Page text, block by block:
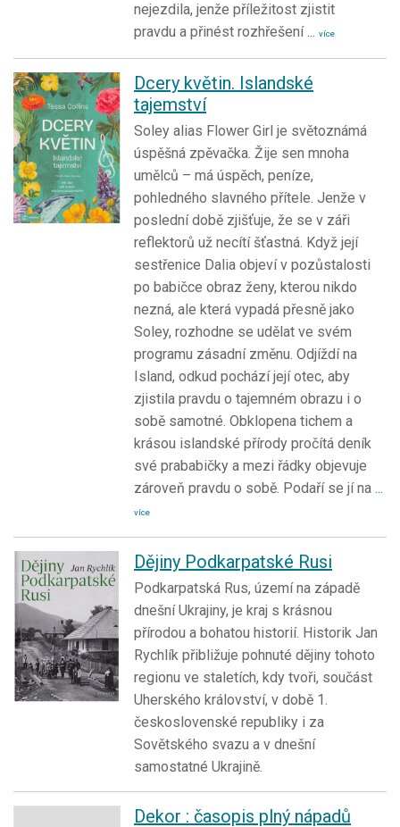
nejezdila, jenže příležitost zjistit
pravdu a přinést rozhřešení... více
Dcery květin. Islandské
tajemství
Soley alias Flower Girl je světoznámá
úspěšná zpěvačka. Žije sen mnoha
umělců – má úspěch, peníze,
pohledného slavného přítele. Jenže v
poslední době zjišťuje, že se v záři
reflektorů už necítí šťastná. Když její
sestřenice Dalia objeví v pozůstalosti
po babičce obraz ženy, kterou nikdo
nezná, ale která vypadá přesně jako
Soley, rozhodne se udělat ve svém
programu zásadní změnu. Odjíždí na
Island, odkud pochází její otec, aby
zjistila pravdu o tajemném obrazu i o
sobě samotné. Obklopena tichem a
krásou islandské přírody pročítá deník
své prababičky a mezi řádky objevuje
zároveň pravdu o sobě. Podaří se jí na ...
více
Dějiny Podkarpatské Rusi
Podkarpatská Rus, území na západě
dnešní Ukrajiny, je kraj s krásnou
přírodou a bohatou historií. Historik Jan
Rychlík přibližuje pohnuté dějiny tohoto
regionu ve staletích, kdy tvoři, součást
Uherského království, v době 1.
československé republiky i za
Sovětského svazu a v dnešní
samostatné Ukrajině.
Dekor : časopis plný nápadů